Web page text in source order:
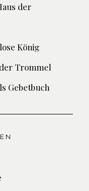
der
König
Trommel
Gebetbuch